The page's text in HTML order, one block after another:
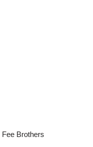
Fee Brothers